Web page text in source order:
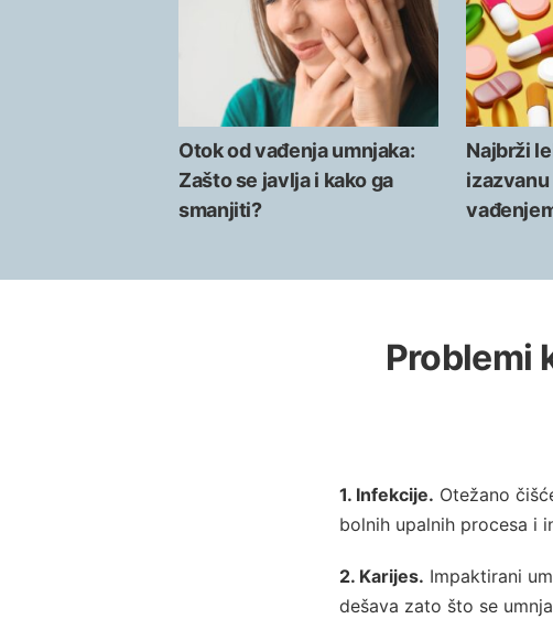
Otok od vađenja umnjaka:
Zašto se javlja i kako ga
smanjiti?
Najbrži
Problemi
1. Infekcije. Otežano
bolnih upalnih procesa i
2. Karijes. Impaktirani
dešava zato što se